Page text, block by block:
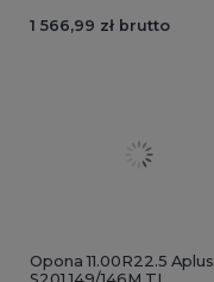
1 566,99 zł brutto
Opona 11.00R22.5 Aplus